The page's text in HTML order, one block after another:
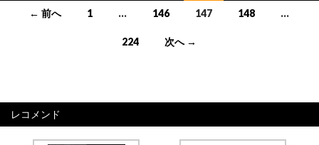
ゲ
← 前へ 1 … 146 147 148 …
224 次へ →
レコメンド